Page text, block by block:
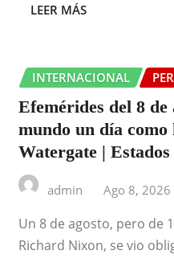
LEER MÁS
INTERNACIONAL
Efemérides del 8 de
mundo un día
Watergate |
admin Ago 8, 2026
Un 8 de agosto, pero de
Richard Nixon, se vio